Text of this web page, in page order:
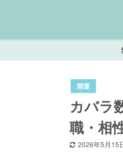
開運
カバラ
職・相
2026年5月15